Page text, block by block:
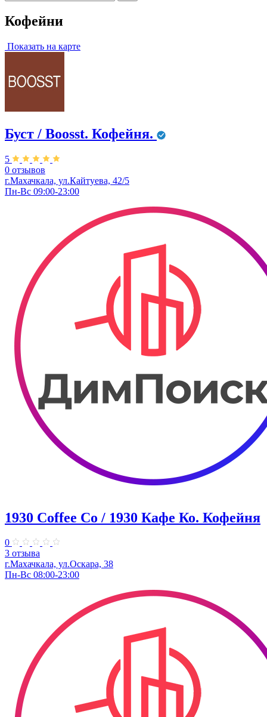
Кофейни
Показать на карте
Буст / Boosst. Кофейня.
5
0 отзывов
г.Махачкала, ул.Кайтуева, 42/5
Пн-Вс 09:00-23:00
1930 Coffee Co / 1930 Кафе Ко. Кофейня
0
3 отзыва
г.Махачкала, ​ул.Оскара, 38
Пн-Вс 08:00-23:00